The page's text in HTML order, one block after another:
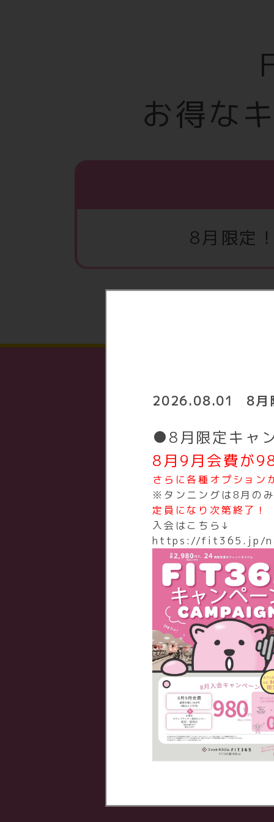
お得な
8月限定
通常月額 2,980
タンニン
通常月額 3,000
契約ロ
通常月額 500
水
通常月額 500
2026.08.01 8月
●8月限定キャ
8月9月会費が
さらに各種オプション
※タンニングは8月の
定員になり次第終了！
入会はこちら↓
https://fit365.jp/